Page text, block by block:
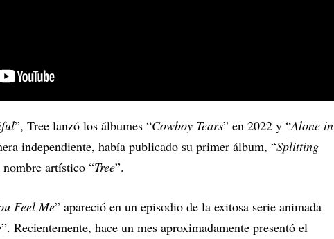
”, Tree lanzó los álbumes “Cowboy Tears” en 2022 y “Alone in
independiente, había publicado su primer álbum, “Splitting
artístico “Tree”.
Feel Me” apareció en un episodio de la exitosa serie animada
”. Recientemente, hace un mes aproximadamente presentó el